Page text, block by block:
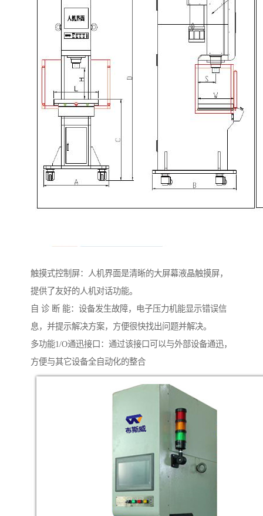
触摸式控制屏：人机界面是清晰的大屏幕液晶触摸屏，
提供了友好的人机对话功能。
自 诊 断 能：设备发生故障，电子压力机能显示错误信
息，并提示解决方案，方便很快找出问题并解决。
多功能1/O通迅接口：通过该接口可以与外部设备通迅，
方便与其它设备全自动化的整合